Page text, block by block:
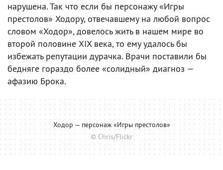
нарушена. Так что если бы персонажу «Игры
престолов» Ходору, отвечавшему на любой вопрос
словом «Ходор», довелось жить в нашем мире во
второй половине XIX века, то ему удалось бы
избежать репутации дурачка. Врачи поставили бы
бедняге гораздо более «солидный» диагноз —
афазию Брока.
Ходор — персонаж «Игры престолов»
© Chris/Flickr